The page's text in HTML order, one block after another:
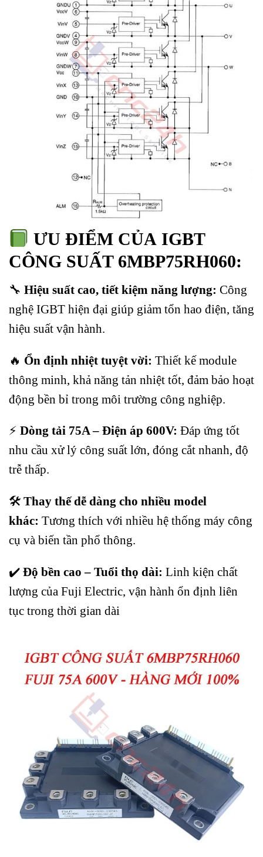
ƯU ĐIỂM CỦA IGBT
CÔNG SUẤT 6MBP75RH060:
🔧 Hiệu suất cao, tiết kiệm năng lượng: Công
nghệ IGBT hiện đại giúp giảm tổn hao điện, tăng
hiệu suất vận hành.
🔥 Ổn định nhiệt tuyệt vời: Thiết kế module
thông minh, khả năng tản nhiệt tốt, đảm bảo hoạt
động bền bỉ trong môi trường công nghiệp.
⚡ Dòng tải 75A – Điện áp 600V: Đáp ứng tốt
nhu cầu xử lý công suất lớn, đóng cắt nhanh, độ
trễ thấp.
🛠️ Thay thế dễ dàng cho nhiều model
khác: Tương thích với nhiều hệ thống máy công
cụ và biến tần phổ thông.
✔️ Độ bền cao – Tuổi thọ dài: Linh kiện chất
lượng của Fuji Electric, vận hành ổn định liên
tục trong thời gian dài